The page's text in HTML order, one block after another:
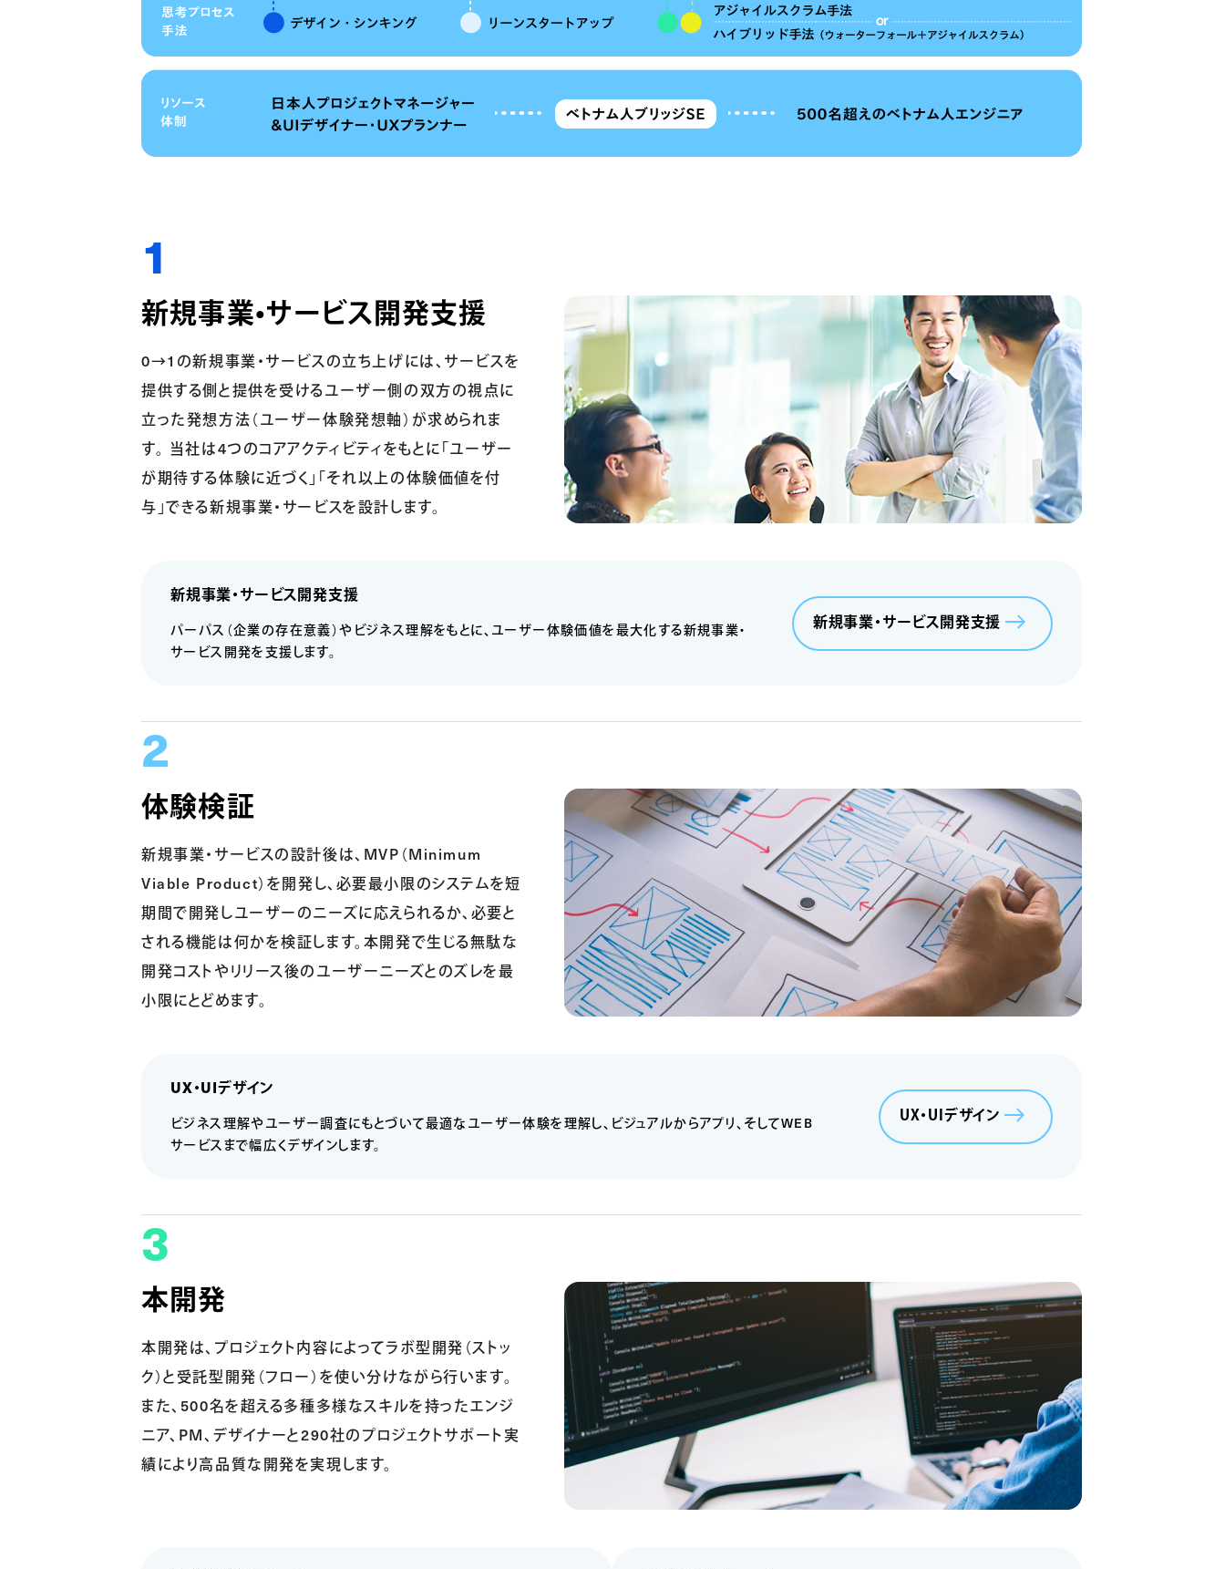
新規事業・サービス開発支援
0→1の新規事業・サービスの立ち上げには、サービスを
提供する側と提供を受けるユーザー側の双方の視点に
立った発想方法（ユーザー体験発想軸）が求められま
す。 当社は4つのコアアクティビティをもとに「ユーザー
が期待する体験に近づく」「それ以上の体験価値を付
与」できる新規事業・サービスを設計します。
新規事業・サービス開発支援
パーパス（企業の存在意義）やビジネス理解をもとに、ユーザー体験価値を最大化する新規事業・
サービス開発を支援します。
新規事業・サービス開発支援
体験検証
新規事業・サービスの設計後は、 MVP（Minimum
Viable Product）を開発し、必要最小限のシステムを短
期間で開発しユーザーのニーズに応えられるか、必要と
される機能は何かを検証します。本開発で生じる無駄な
開発コストやリリース後のユーザーニーズとのズレを最
小限にとどめます。
UX・UIデザイン
ビジネス理解やユーザー調査にもとづいて最適なユーザー体験を理解し、ビジュアルからアプリ、そしてWEB
サービスまで幅広くデザインします。
UX・UIデザイン
本開発
本開発は、プロジェクト内容によってラボ型開発（ストッ
ク）と受託型開発（フロー）を使い分けながら行います。
また、500名を超える多種多様なスキルを持ったエンジ
ニア、PM、デザイナーと290社のプロジェクトサポート実
績により高品質な開発を実現します。